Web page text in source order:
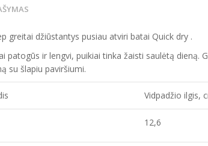
greitai džiūstantys pusiau atviri batai Quick dry .
patogūs ir lengvi, puikiai tinka žaisti saulėtą
su šlapiu paviršiumi.
Vidpadžio ilgis,
12,6